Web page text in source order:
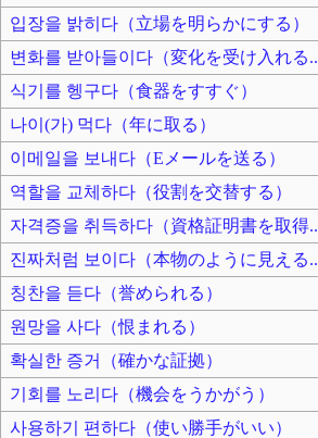
입장을 밝히다（立場を明らかにする）
변화를 받아들이다（変化を受け入れる..
식기를 헹구다（食器をすすぐ）
나이(가) 먹다（年に取る）
이메일을 보내다（Eメールを送る）
역할을 교체하다（役割を交替する）
자격증을 취득하다（資格証明書を取得..
진짜처럼 보이다（本物のように見える..
칭찬을 듣다（誉められる）
원망을 사다（恨まれる）
확실한 증거（確かな証拠）
기회를 노리다（機会をうかがう）
사용하기 편하다（使い勝手がいい）